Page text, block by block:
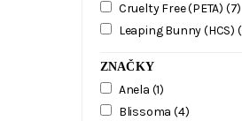
Cruelty Free (PETA) (7)
Leaping Bunny (HCS)
ZNAČKY
Anela (1)
Blissoma (4)